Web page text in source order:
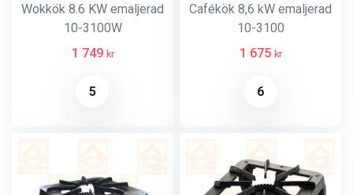
Wokkök 8.6 KW emaljerad
10-3100W
1 749 kr
5
Cafékök 8,6 kW emaljerad
10-3100
1 675 kr
6